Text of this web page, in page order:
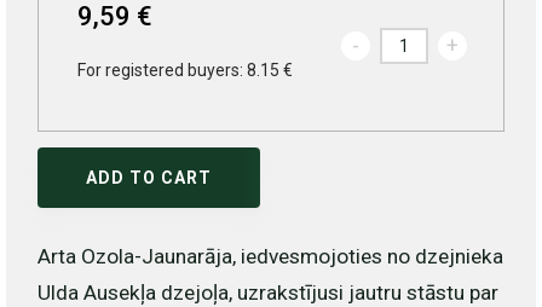
9,59 €
For registered buyers: 8.15 €
- +
ADD TO CART
Arta Ozola-Jaunarāja, iedvesmojoties no dzejnieka
Ulda Ausekļa dzejoļa, uzrakstījusi jautru stāstu par